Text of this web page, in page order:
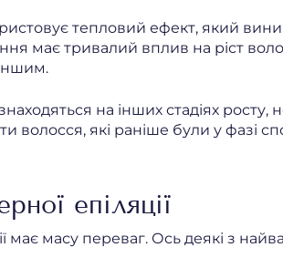
тепловий ефект, який
має тривалий вплив на ріст
на інших стадіях
волосся, які раніше були у фазі
епіляції
має масу переваг. Ось деякі з